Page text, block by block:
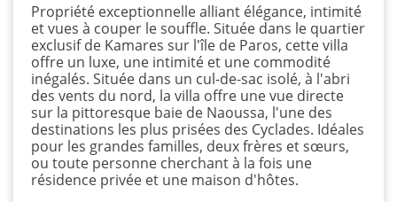
Propriété exceptionnelle alliant élégance, intimité
et vues à couper le souffle. Située dans le quartier
exclusif de Kamares sur l'île de Paros, cette villa
offre un luxe, une intimité et une commodité
inégalés. Située dans un cul-de-sac isolé, à l'abri
des vents du nord, la villa offre une vue directe
sur la pittoresque baie de Naoussa, l'une des
destinations les plus prisées des Cyclades. Idéales
pour les grandes familles, deux frères et sœurs,
ou toute personne cherchant à la fois une
résidence privée et une maison d'hôtes.